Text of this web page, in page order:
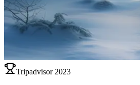
Tripadvisor 2023